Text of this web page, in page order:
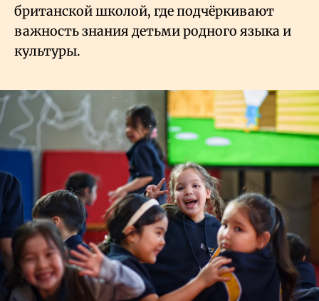
британской школой, где подчёркивают
важность знания детьми родного языка и
культуры.